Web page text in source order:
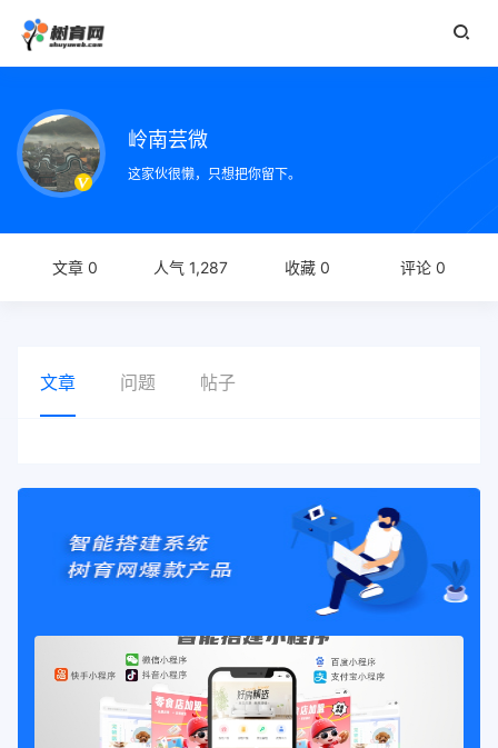
岭南芸微
这家伙很懒，只想把你留下。
文章 0 人气 1,287 收藏 0 评论 0
文章 问题 帖子